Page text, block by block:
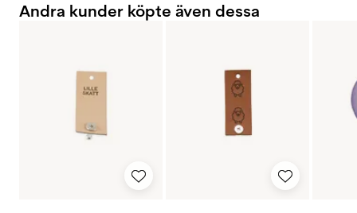
Andra kunder köpte även dessa